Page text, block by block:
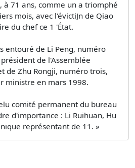
à 71 ans, comme un a triomphé
mois, avec l'évictiJn de Qiao
du chef ce 1 'État.
entouré de Li Peng, numéro
de l'Assemblée
de Zhu Rongji, numéro trois,
ministre en mars 1998.
comité permanent du bureau
d'importance : Li Ruihuan, Hu
représentant de 11. »